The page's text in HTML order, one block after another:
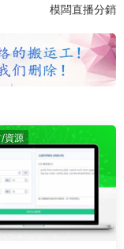
模闆直播分銷
資源